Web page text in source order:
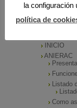
INICIO
ANIERAC
Listado
Como
la configuración
política de